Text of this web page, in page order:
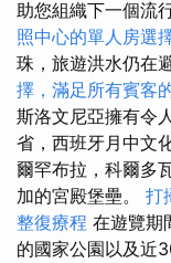
助您組織下一個流
照中心的單人房選
珠，旅遊洪水仍在
擇，滿足所有賓客
斯洛文尼亞擁有令
省，西班牙月中文
爾罕布拉，科爾多
加的宮殿堡壘。 打
整復療程 在遊覽期
的國家公園以及近